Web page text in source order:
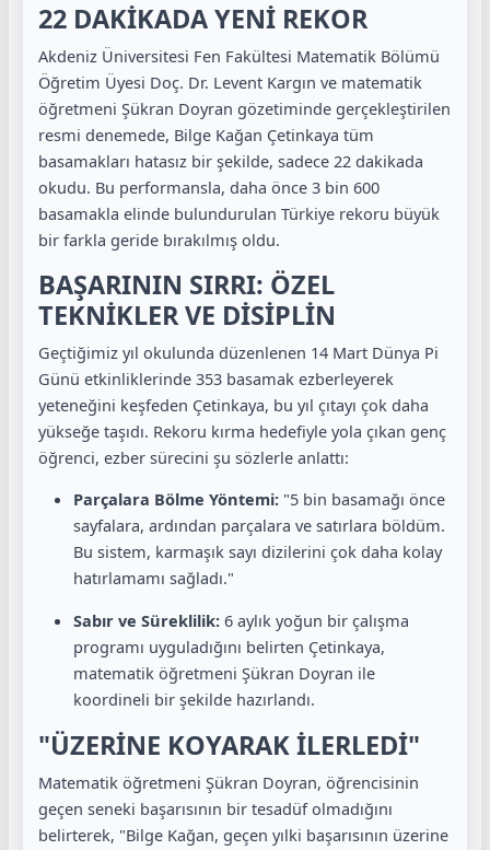
22 DAKİKADA YENİ REKOR
Akdeniz Üniversitesi Fen Fakültesi Matematik Bölümü
Öğretim Üyesi Doç. Dr. Levent Kargın ve matematik
öğretmeni Şükran Doyran gözetiminde gerçekleştirilen
resmi denemede, Bilge Kağan Çetinkaya tüm
basamakları hatasız bir şekilde, sadece 22 dakikada
okudu. Bu performansla, daha önce 3 bin 600
basamakla elinde bulundurulan Türkiye rekoru büyük
bir farkla geride bırakılmış oldu.
BAŞARININ SIRRI: ÖZEL
TEKNİKLER VE DİSİPLİN
Geçtiğimiz yıl okulunda düzenlenen 14 Mart Dünya Pi
Günü etkinliklerinde 353 basamak ezberleyerek
yeteneğini keşfeden Çetinkaya, bu yıl çıtayı çok daha
yükseğe taşıdı. Rekoru kırma hedefiyle yola çıkan genç
öğrenci, ezber sürecini şu sözlerle anlattı:
Parçalara Bölme Yöntemi: "5 bin basamağı önce
sayfalara, ardından parçalara ve satırlara böldüm.
Bu sistem, karmaşık sayı dizilerini çok daha kolay
hatırlamamı sağladı."
Sabır ve Süreklilik: 6 aylık yoğun bir çalışma
programı uyguladığını belirten Çetinkaya,
matematik öğretmeni Şükran Doyran ile
koordineli bir şekilde hazırlandı.
"ÜZERİNE KOYARAK İLERLEDİ"
Matematik öğretmeni Şükran Doyran, öğrencisinin
geçen seneki başarısının bir tesadüf olmadığını
belirterek, "Bilge Kağan, geçen yılki başarısının üzerine